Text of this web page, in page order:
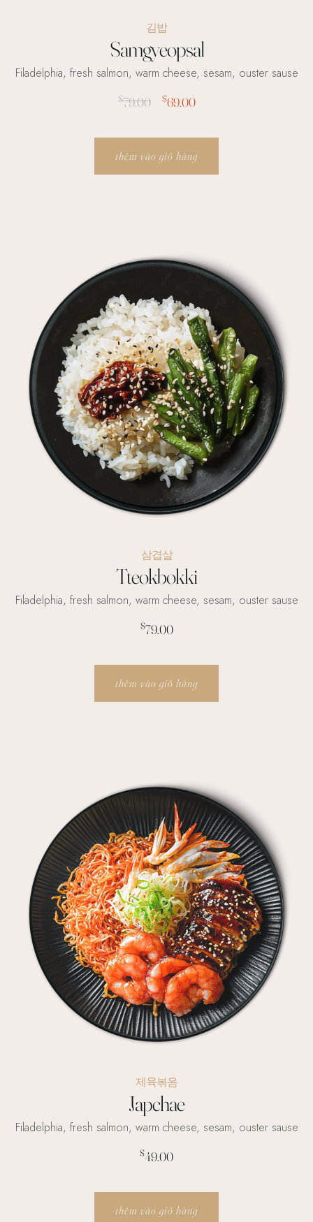
김밥
Samgyeopsal
Filadelphia, fresh salmon, warm cheese, sesam, ouster sause
$79.00 $69.00
thêm vào giỏ hàng
삼겹살
Tteokbokki
Filadelphia, fresh salmon, warm cheese, sesam, ouster sause
$79.00
thêm vào giỏ hàng
제육볶음
Japchae
Filadelphia, fresh salmon, warm cheese, sesam, ouster sause
$49.00
thêm vào giỏ hàng